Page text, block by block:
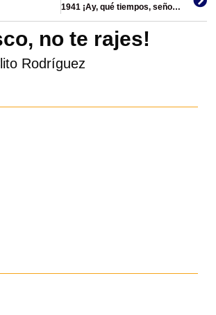
1941 ¡Ay, qué tiempos, señor don Simón!
no te rajes!
Rodríguez